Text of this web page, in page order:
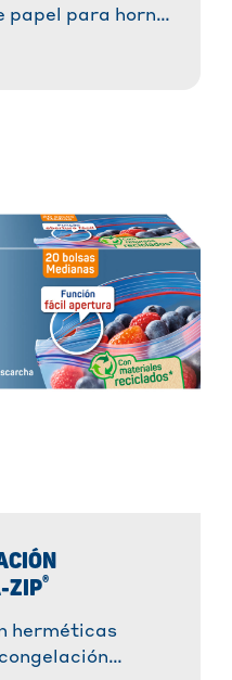
papel para horno
ZIP®
herméticas